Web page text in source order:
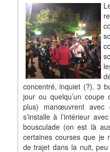
concentré, inquiet (?). 3
jour ou quelqu’un coupe
plus) manœuvrent
s’installe à l’intérieur
bousculade (on est là
certaines courses que je
de trajet dans la nuit,